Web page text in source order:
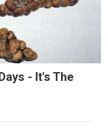
- It's The